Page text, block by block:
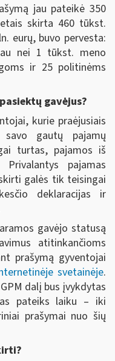
jau pateikė 350
skirta 460 tūkst.
eurų, buvo pervesta:
nei 1 tūkst. meno
ir 25 politinėms
gavėjus?
kurie praėjusiais
gautų pajamų
turtas, pajamos iš
pajamas
galės tik teisingai
deklaracijas ir
gavėjo statusą
atitinkančioms
prašymą gyventojai
svetainėje.
dalį bus įvykdytas
pateiks laiku – iki
prašymai nuo šių